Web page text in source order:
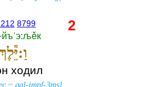
8799
וַ:יֵּ֕לֶךְ
ходил
~qal-impf-3ms]
2